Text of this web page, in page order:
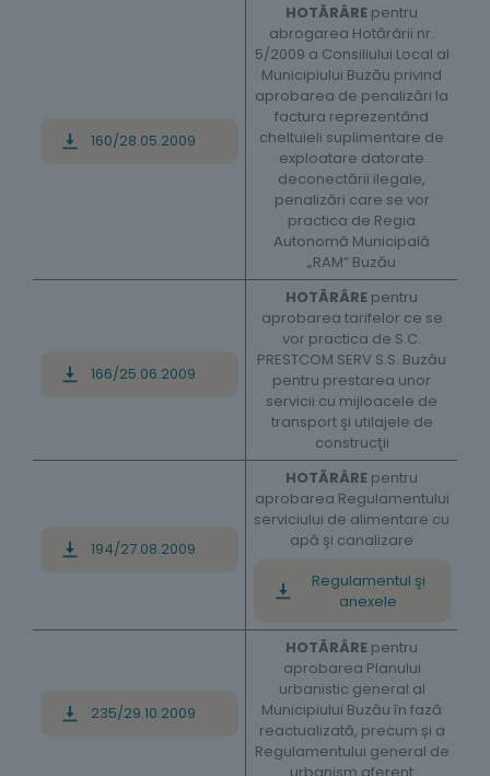
160/28.05.2009
HOTĂRÂRE pentru
abrogarea Hotărârii nr.
5/2009 a Consiliului Local al
Municipiului Buzău privind
aprobarea de penalizări la
factura reprezentând
cheltuieli suplimentare de
exploatare datorate
deconectării ilegale,
penalizări care se vor
practica de Regia
Autonomă Municipală
„RAM” Buzău
166/25.06.2009
HOTĂRÂRE pentru
aprobarea tarifelor ce se
vor practica de S.C.
PRESTCOM SERV S.S. Buzău
pentru prestarea unor
servicii cu mijloacele de
transport şi utilajele de
construcţii
194/27.08.2009
HOTĂRÂRE pentru
aprobarea Regulamentului
serviciului de alimentare cu
apă şi canalizare
Regulamentul şi
anexele
235/29.10.2009
HOTĂRÂRE pentru
aprobarea Planului
urbanistic general al
Municipiului Buzău în fază
reactualizată, precum și a
Regulamentului general de